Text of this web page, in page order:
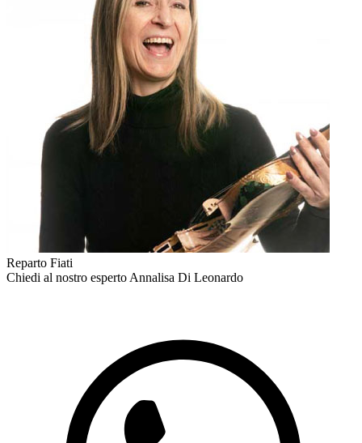
Reparto Fiati
Chiedi al nostro espertoAnnalisa Di Leonardo